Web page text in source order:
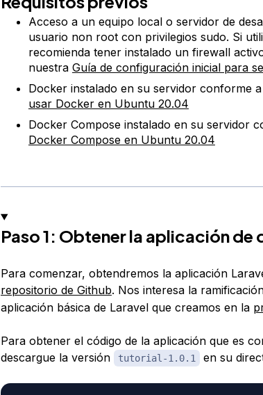
Acceso a un equipo local o servidor de
usuario non root con privilegios sudo. Si
recomienda tener instalado un firewall
nuestra Guía de configuración inicial para
Docker instalado en su servidor conforme
usar Docker en Ubuntu 20.04
Docker Compose instalado en su servidor
Docker Compose en Ubuntu 20.04
Paso 1: Obtener la aplicación
Para comenzar, obtendremos la aplicación
repositorio de Github. Nos interesa la
aplicación básica de Laravel que creamos en la
Para obtener el código de la aplicación que es
descargue la versión
tutorial-1.0.1 en su